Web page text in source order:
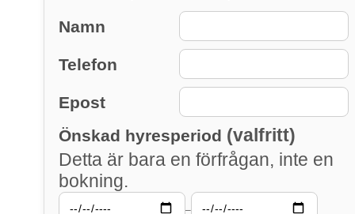
Namn
Telefon
Epost
Önskad hyresperiod (valfritt)
Detta är bara en förfrågan, inte en
bokning.
–